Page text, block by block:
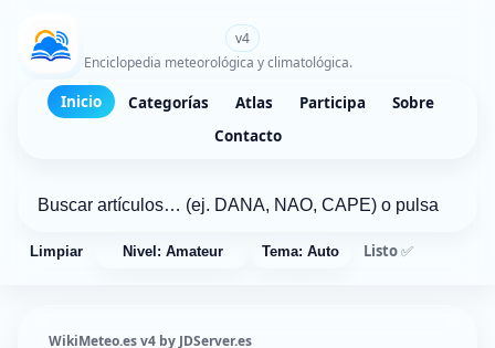
v4
Enciclopedia meteorológica y climatológica.
Inicio Categorías Atlas Participa
Sobre
Contacto
Limpiar Nivel: Amateur Tema: Auto Listo ✅
WikiMeteo.es v4 by JDServer.es